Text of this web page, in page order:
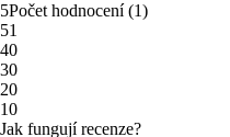
5Počet hodnocení(1)
51
40
30
20
10
Jak fungují recenze?